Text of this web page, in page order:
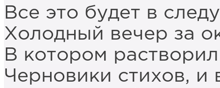
Все это будет в
Холодный вечер за
В котором
Черновики стихов, и